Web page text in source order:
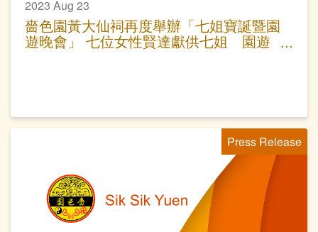
2023 Aug 23
嗇色園黃大仙祠再度舉辦「七姐寶誕暨園
遊晚會」 七位女性賢達獻供七姐 園遊
Press Release